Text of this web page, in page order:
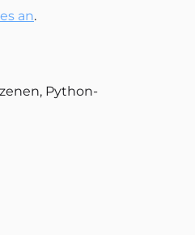
an.
Python-